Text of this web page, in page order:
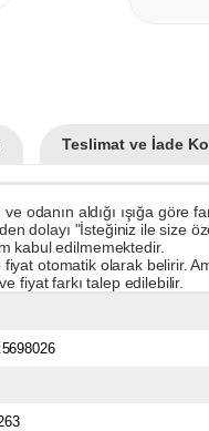
Teslimat ve İade
odanın aldığı ışığa göre
dolayı "İsteğiniz ile size
kabul edilmemektedir.
otomatik olarak belirir.
fiyat farkı talep edilebilir.